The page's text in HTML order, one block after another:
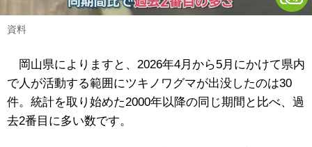
資料
岡山県によりますと、2026年4月から5月にかけて県内
で人が活動する範囲にツキノワグマが出没したのは30
件。統計を取り始めた2000年以降の同じ期間と比べ、過
去2番目に多い数です。